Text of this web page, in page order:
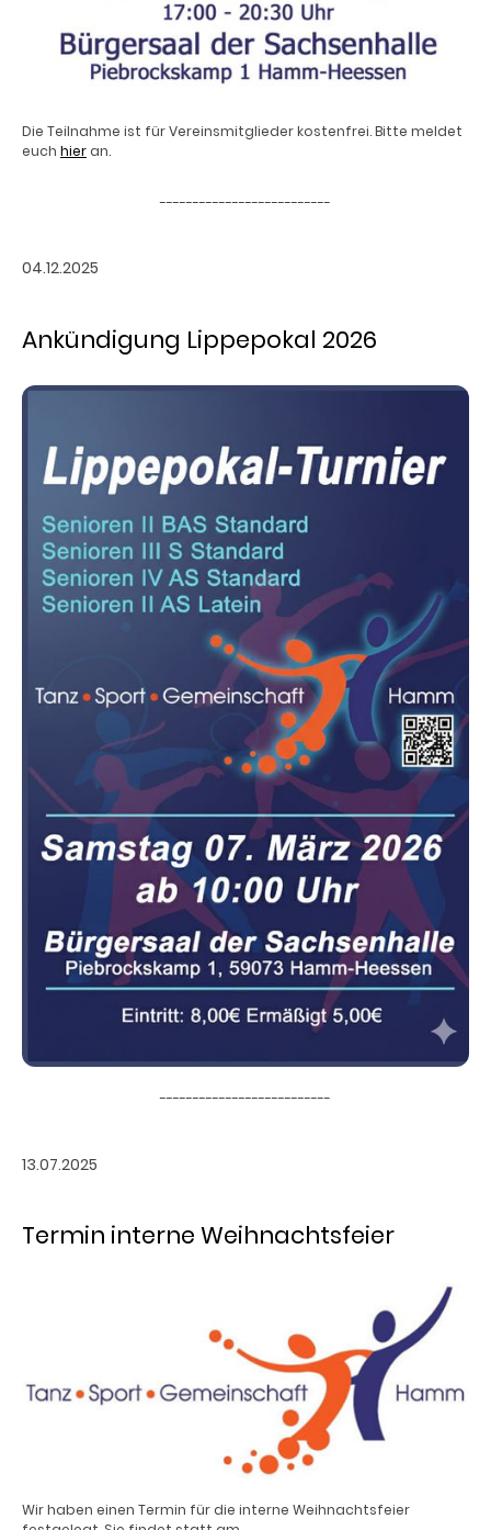
Die Teilnahme ist für Vereinsmitglieder kostenfrei. Bitte meldet
euch hieran.
--------------------------
04.12.2025
Ankündigung Lippepokal 2026
--------------------------
13.07.2025
Termin interne Weihnachtsfeier
Wir haben einen Termin für die interne Weihnachtsfeier